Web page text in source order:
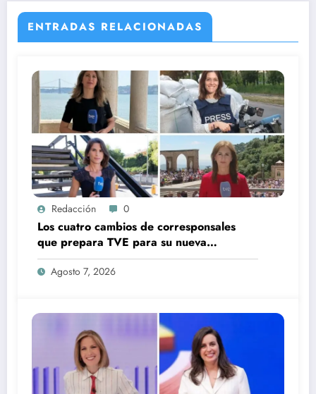
ENTRADAS RELACIONADAS
Redacción 0
Los cuatro cambios de corresponsales
que prepara TVE para su nueva
temporada
Agosto 7, 2026